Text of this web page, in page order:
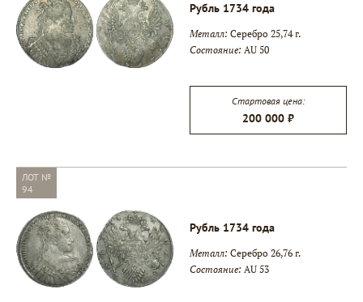
Рубль 1734 года
Металл: Серебро 25,74 г.
Состояние: AU 50
Стартовая цена:
200 000 ₽
ЛОТ №
94
Рубль 1734 года
Металл: Серебро 26,76 г.
Состояние: AU 53